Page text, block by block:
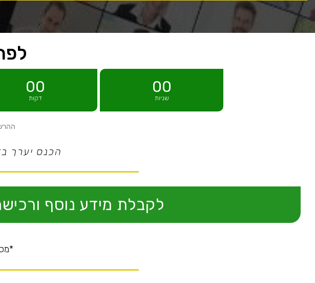
00
דקות
00
שניות
הכנס יערך
לקבלת מידע נוסף